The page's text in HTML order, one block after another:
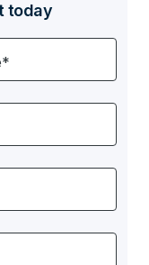
today